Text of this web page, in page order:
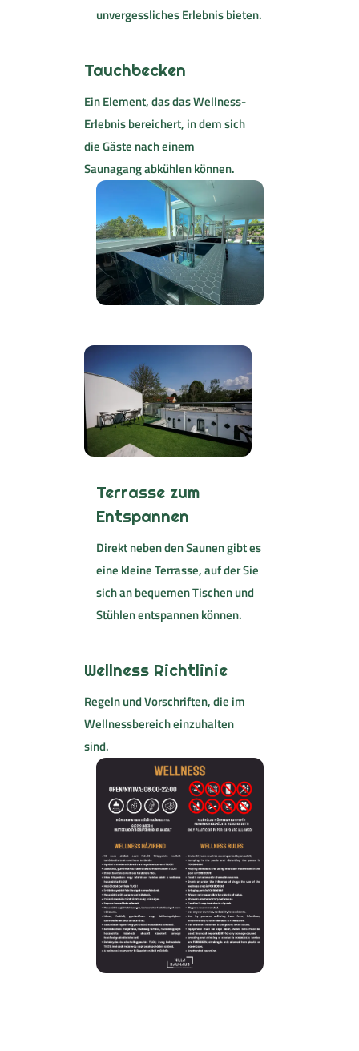
unvergessliches Erlebnis bieten.
Tauchbecken
Ein Element, das das Wellness-
Erlebnis bereichert, in dem sich
die Gäste nach einem
Saunagang abkühlen können.
Terrasse zum
Entspannen
Direkt neben den Saunen gibt es
eine kleine Terrasse, auf der Sie
sich an bequemen Tischen und
Stühlen entspannen können.
Wellness Richtlinie
Regeln und Vorschriften, die im
Wellnessbereich einzuhalten
sind.